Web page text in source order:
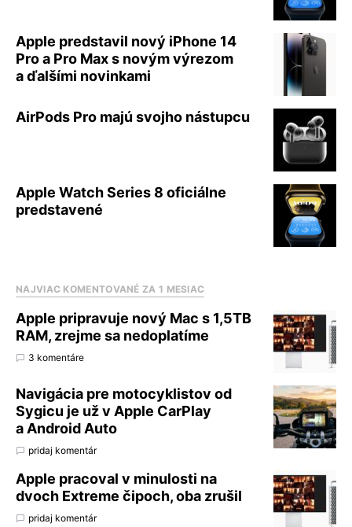
Apple predstavil nový iPhone 14
Pro a Pro Max s novým výrezom
a ďalšími novinkami
AirPods Pro majú svojho nástupcu
Apple Watch Series 8 oficiálne
predstavené
NAJVIAC KOMENTOVANÉ ZA 1 MESIAC
Apple pripravuje nový Mac s 1,5TB
RAM, zrejme sa nedoplatíme
3 komentáre
Navigácia pre motocyklistov od
Sygicu je už v Apple CarPlay
a Android Auto
pridaj komentár
Apple pracoval v minulosti na
dvoch Extreme čipoch, oba zrušil
pridaj komentár